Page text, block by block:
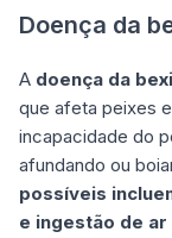
Doença da
A doença da
que afeta peixes
incapacidade do
afundando ou
possíveis
e ingestão de